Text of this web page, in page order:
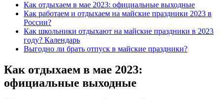
Как отдыхаем в мае 2023: официальные выходные
Как работаем и отдыхаем на майские праздники 2023 в
России?
Как школьники отдыхают на майские праздники в 2023
году? Календарь
Выгодно ли брать отпуск в майские праздники?
Как отдыхаем в мае 2023:
официальные выходные